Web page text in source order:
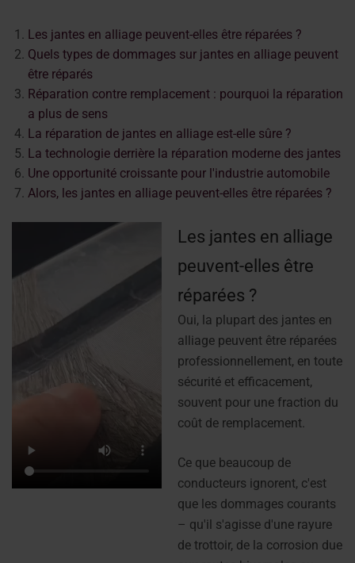
Les jantes en alliage peuvent-elles être réparées ?
Quels types de dommages sur jantes en alliage peuvent
être réparés
Réparation contre remplacement : pourquoi la réparation
a plus de sens
La réparation de jantes en alliage est-elle sûre ?
La technologie derrière la réparation moderne des jantes
Une opportunité croissante pour l'industrie automobile
Alors, les jantes en alliage peuvent-elles être réparées ?
Les jantes en alliage
peuvent-elles être
réparées ?
Oui, la plupart des jantes en
alliage peuvent être réparées
professionnellement, en toute
sécurité et efficacement,
souvent pour une fraction du
coût de remplacement.
Ce que beaucoup de
conducteurs ignorent, c'est
que les dommages courants
– qu'il s'agisse d'une rayure
de trottoir, de la corrosion due